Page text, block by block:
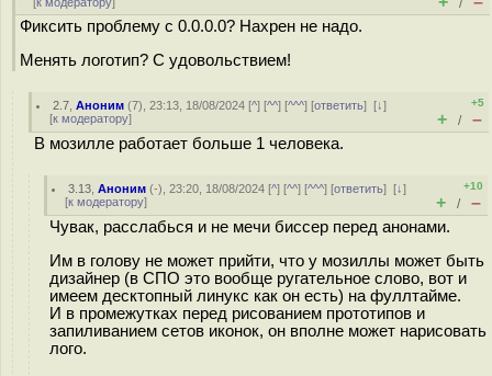
/
Фиксить проблему с 0.0.0.0? Нахрен не надо.
Менять логотип? С удовольствием!
2.7 ,Аноним (7), 23:13, 18/08/2024 [^] [^^] [^^^] [ответить][↓]
[к модератору]
+5
+ / –
В мозилле работает больше 1 человека.
3.13 ,Аноним (-), 23:20, 18/08/2024 [^] [^^] [^^^] [ответить][↓]
[к модератору]
+10
+ / –
Чувак, расслабься и не мечи биссер перед анонами.
Им в голову не может прийти, что у мозиллы может быть
дизайнер (в СПО это вообще ругательное слово, вот и
имеем десктопный линукс как он есть) на фуллтайме.
И в промежутках перед рисованием прототипов и
запиливанием сетов иконок, он вполне может нарисовать
лого.